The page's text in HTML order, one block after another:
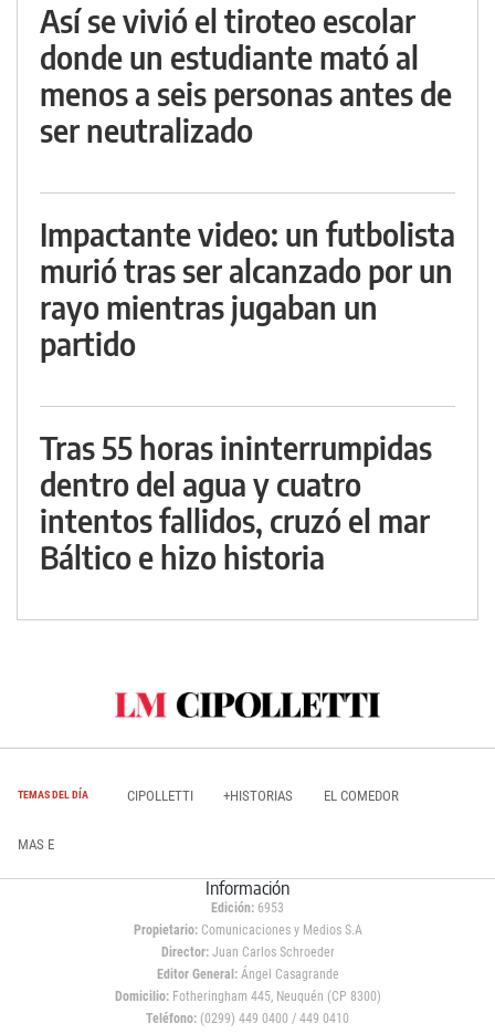
Así se vivió el tiroteo escolar
donde un estudiante mató al
menos a seis personas antes de
ser neutralizado
Impactante video: un futbolista
murió tras ser alcanzado por un
rayo mientras jugaban un
partido
Tras 55 horas ininterrumpidas
dentro del agua y cuatro
intentos fallidos, cruzó el mar
Báltico e hizo historia
TEMAS DEL DÍA CIPOLLETTI +HISTORIAS EL COMEDOR
MAS E
Información
Edición: 6953
Propietario:Comunicaciones y Medios S.A
Director: Juan Carlos Schroeder
Editor General:Ángel Casagrande
Domicilio:Fotheringham 445, Neuquén (CP 8300)
Teléfono: (0299) 449 0400 / 449 0410